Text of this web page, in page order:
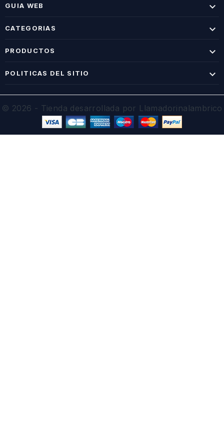
GUIA WEB 
CATEGORIAS 
PRODUCTOS 
POLITICAS DEL SITIO 
© 2026 - Tienda desarrollada por Llamadorinalambrico